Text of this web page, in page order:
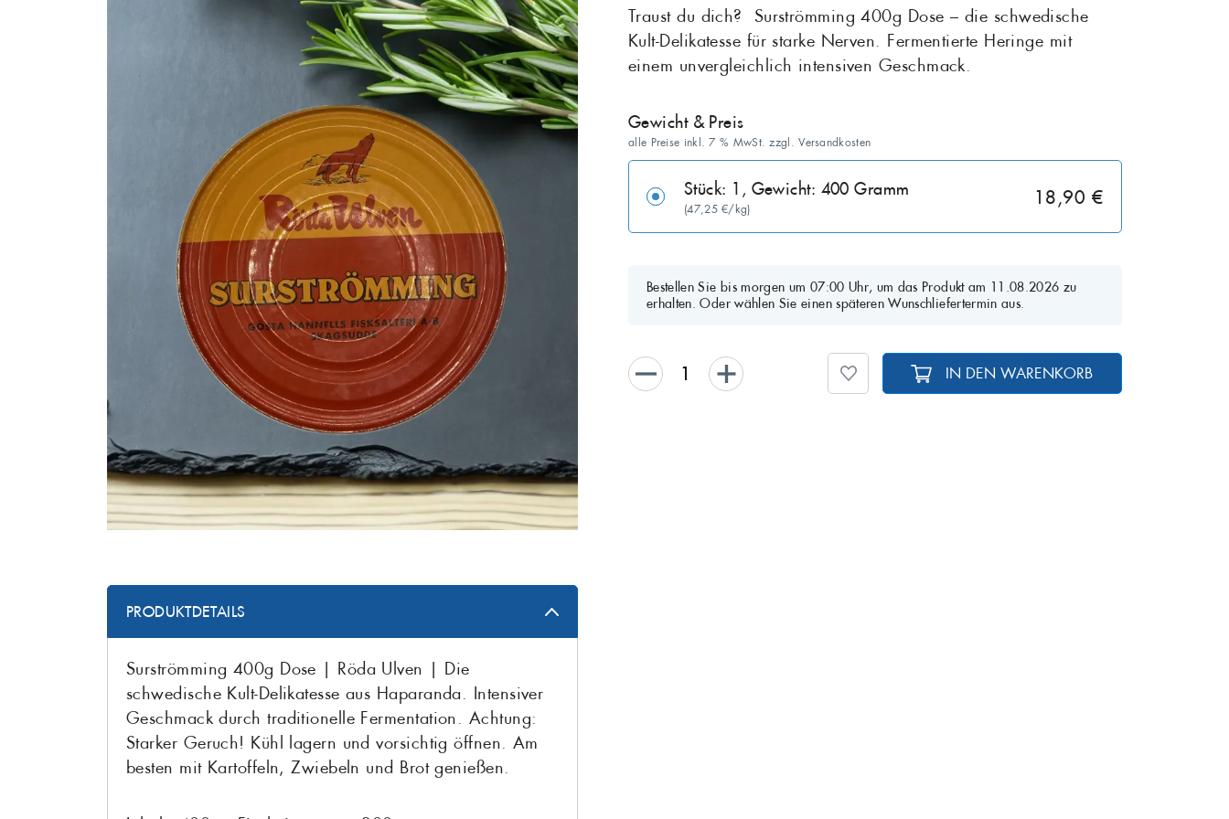
Fischsuppen Grill
Fischkonserven
Maräne Matjes Rotbarsch
Salat
Seelachs Seeteufel
Steinbeisser Stör Thunfisch Wels
Wolfsbarsch Zander
PRODUKTDETAILS
Surströmming 400g Dose | Röda Ulven | Die
schwedische Kult-Delikatesse aus Haparanda. Intensiver
Geschmack durch traditionelle Fermentation. Achtung:
Starker Geruch! Kühl lagern und vorsichtig öffnen. Am
besten mit Kartoffeln, Zwiebeln und Brot genießen.
Traust du dich? ️ Surströmming 400g Dose – die schwedische
Kult-Delikatesse für starke Nerven. Fermentierte Heringe mit
einem unvergleichlich intensiven Geschmack.
Gewicht & Preis
alle Preise inkl. 7 % MwSt. zzgl. Versandkosten
Stück: 1, Gewicht: 400 Gramm
(47,25 €/kg)
18,90 €
Bestellen Sie bis morgen um 07:00 Uhr, um das Produkt am 11.08.2026 zu
erhalten. Oder wählen Sie einen späteren Wunschliefertermin aus.
IN DEN WARENKORB